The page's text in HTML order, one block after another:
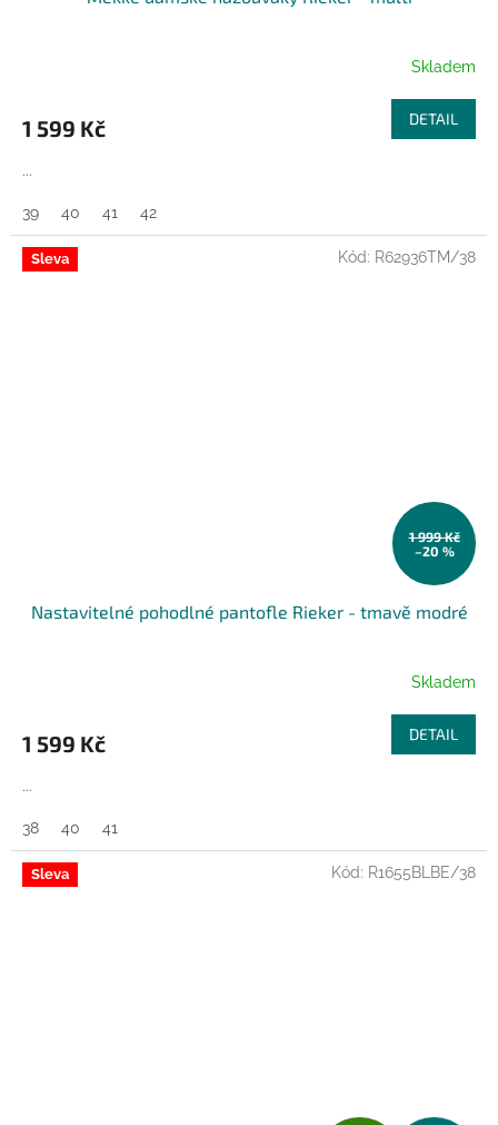
Skladem
1 599 Kč DETAIL
...
39 40 41 42
Sleva
1 999 Kč
–20 %
Nastavitelné pohodlné pantofle Rieker - tmavě modré
Skladem
1 599 Kč DETAIL
...
38 40 41
Kód: R62936TM/38
Sleva Kód: R1655BLBE/38